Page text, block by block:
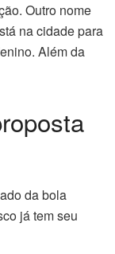
Outro nome
na cidade para
Além da
da bola
já tem seu